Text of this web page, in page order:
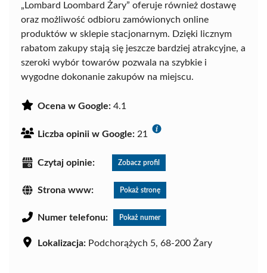
„Lombard Loombard Żary” oferuje również dostawę
oraz możliwość odbioru zamówionych online
produktów w sklepie stacjonarnym. Dzięki licznym
rabatom zakupy stają się jeszcze bardziej atrakcyjne, a
szeroki wybór towarów pozwala na szybkie i
wygodne dokonanie zakupów na miejscu.
Ocena w Google: 4.1
Liczba opinii w Google: 21
Czytaj opinie: Zobacz profil
Strona www: Pokaż stronę
Numer telefonu: Pokaż numer
Lokalizacja: Podchorążych 5, 68-200 Żary